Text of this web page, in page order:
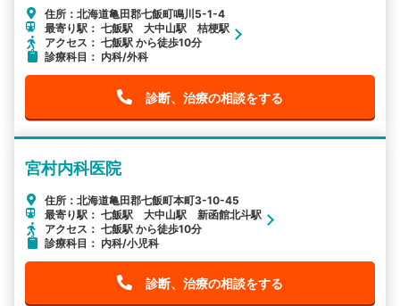
住所：北海道亀田郡七飯町鳴川5-1-4
最寄り駅： 七飯駅 大中山駅 桔梗駅
アクセス： 七飯駅 から徒歩10分
診療科目： 内科/外科
診断、治療の相談をする
宮村内科医院
住所：北海道亀田郡七飯町本町3-10-45
最寄り駅： 七飯駅 大中山駅 新函館北斗駅
アクセス： 七飯駅 から徒歩10分
診療科目： 内科/小児科
診断、治療の相談をする